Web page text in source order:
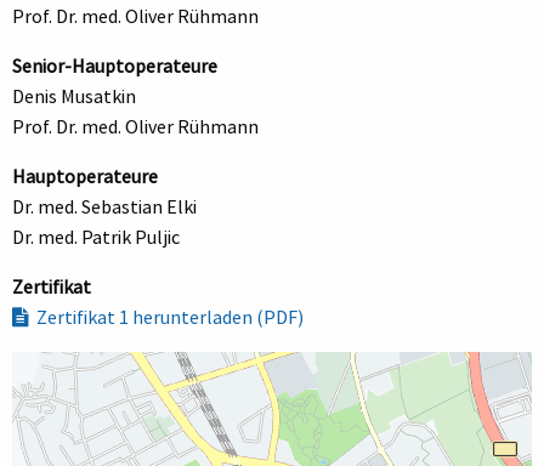
Prof. Dr. med. Oliver Rühmann
Senior-Hauptoperateure
Denis Musatkin
Prof. Dr. med. Oliver Rühmann
Hauptoperateure
Dr. med. Sebastian Elki
Dr. med. Patrik Puljic
Zertifikat
Zertifikat 1 herunterladen (PDF)